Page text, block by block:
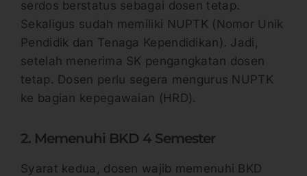
serdos berstatus sebagai dosen tetap.
Sekaligus sudah memiliki NUPTK (Nomor Unik
Pendidik dan Tenaga Kependidikan). Jadi,
setelah menerima SK pengangkatan dosen
tetap. Dosen perlu segera mengurus NUPTK
ke bagian kepegawaian (HRD).
2. Memenuhi BKD 4 Semester
Syarat kedua, dosen wajib memenuhi BKD